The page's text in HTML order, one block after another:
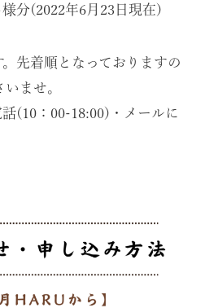
分(2022年6月23日現在)
先着順となっておりますの
ませ。
(10：00-18:00)・メールに